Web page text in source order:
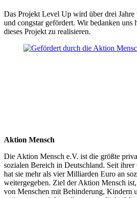
Das Projekt Level Up wird über drei
und congstar gefördert. Wir bedanken uns
dieses Projekt zu realisieren.
Aktion Mensch
Die Aktion Mensch e.V. ist die größte
sozialen Bereich in Deutschland. Seit
hat sie mehr als vier Milliarden Euro an
weitergegeben. Ziel der Aktion Mensch
von Menschen mit Behinderung, Kindern